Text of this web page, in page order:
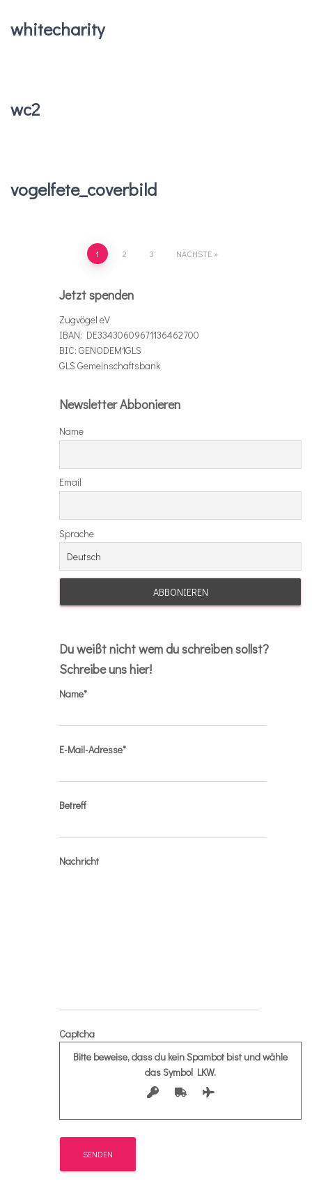
whitecharity
wc2
vogelfete_coverbild
Seitennummerierung
Beiträge
1 2 3 NÄCHSTE
Jetzt spenden
Zugvögel eV
IBAN: DE33430609671136462700
BIC: GENODEM1GLS
GLS Gemeinschaftsbank
Newsletter Abbonieren
Name
Email
Sprache
Du weißt nicht wem du schreiben sollst?
Schreibe uns hier!
Name*
E-Mail-Adresse*
Betreff
Nachricht
Captcha
Bitte beweise, dass du kein Spambot bist und wähle
das Symbol LKW.